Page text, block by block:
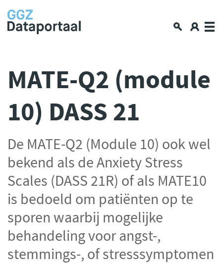
Openbare GGZ-cijfers
Spiegelinformatie
Workshop
GGZ Data blogs
Lerende netwerken
Nieuws en interviews
Data en privacy
Aan de slag met data delen
CGTp Check
Contact
MATE-Q2 (module
10) DASS 21
De MATE-Q2 (Module 10) ook wel
bekend als de Anxiety Stress
Scales (DASS 21R) of als MATE10
is bedoeld om patiënten op te
sporen waarbij mogelijke
behandeling voor angst-,
stemmings-, of stresssymptomen